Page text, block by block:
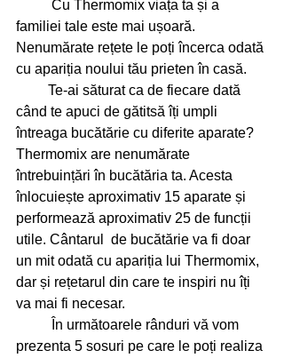
familiei tale este mai ușoară.
Nenumărate rețete le poți încerca odată
cu apariția noului tău prieten în casă.
când te apuci de gătitsă îți umpli
întreaga bucătărie cu diferite aparate?
Thermomix are nenumărate
întrebuințări în bucătăria ta. Acesta
înlocuiește aproximativ 15 aparate și
performează aproximativ 25 de funcții
utile. Cântarul  de bucătărie va fi doar
un mit odată cu apariția lui Thermomix,
dar și rețetarul din care te inspiri nu îți
va mai fi necesar.
prezenta 5 sosuri pe care le poți realiza